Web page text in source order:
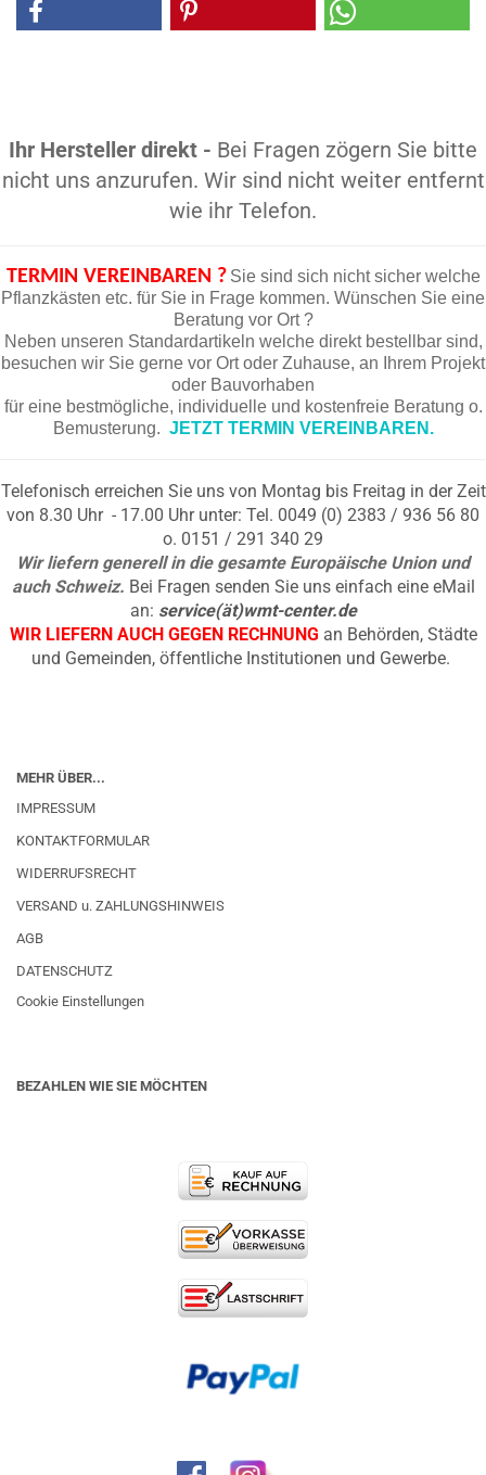
Ihr Hersteller direkt - Bei Fragen zögern Sie bitte
nicht uns anzurufen. Wir sind nicht weiter entfernt
wie ihr Telefon.
TERMIN VEREINBAREN ? Sie sind sich nicht sicher welche
Pflanzkästen etc. für Sie in Frage kommen. Wünschen Sie eine
Beratung vor Ort ?
Neben unseren Standardartikeln welche direkt bestellbar sind,
besuchen wir Sie gerne vor Ort oder Zuhause, an Ihrem Projekt
oder Bauvorhaben
für eine bestmögliche, individuelle und kostenfreie Beratung o.
Bemusterung. JETZT TERMIN VEREINBAREN.
Telefonisch erreichen Sie uns von Montag bis Freitag in der Zeit
von 8.30 Uhr - 17.00 Uhr unter: Tel. 0049 (0) 2383 / 936 56 80
o. 0151 / 291 340 29
Wir liefern generell in die gesamte Europäische Union und
auch Schweiz. Bei Fragen senden Sie uns einfach eine eMail
an: service(ät)wmt-center.de
WIR LIEFERN AUCH GEGEN RECHNUNG an Behörden, Städte
und Gemeinden, öffentliche Institutionen und Gewerbe.
MEHR ÜBER...
IMPRESSUM
KONTAKTFORMULAR
WIDERRUFSRECHT
VERSAND u. ZAHLUNGSHINWEIS
AGB
DATENSCHUTZ
Cookie Einstellungen
BEZAHLEN WIE SIE MÖCHTEN